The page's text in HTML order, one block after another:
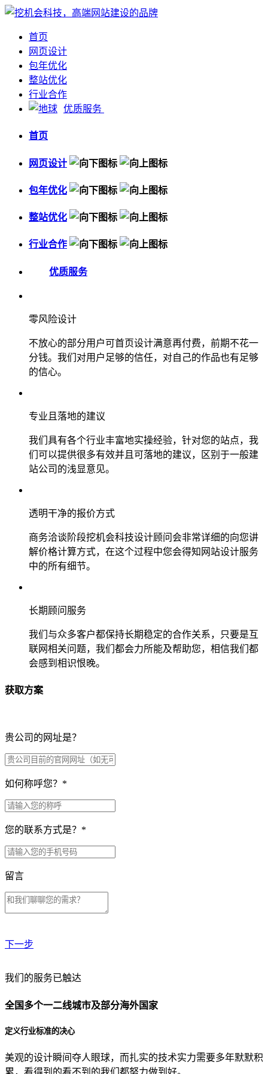
首页
网页设计
包年优化
整站优化
行业合作
优质服务
首页
网页设计
包年优化
整站优化
行业合作
优质服务
零风险设计
不放心的部分用户可首页设计满意再付费，前期不花一
分钱。我们对用户足够的信任，对自己的作品也有足够
的信心。
专业且落地的建议
我们具有各个行业丰富地实操经验，针对您的站点，我
们可以提供很多有效并且可落地的建议，区别于一般建
站公司的浅显意见。
透明干净的报价方式
商务洽谈阶段挖机会科技设计顾问会非常详细的向您讲
解价格计算方式，在这个过程中您会得知网站设计服务
中的所有细节。
长期顾问服务
我们与众多客户都保持长期稳定的合作关系，只要是互
联网相关问题，我们都会力所能及帮助您，相信我们都
会感到相识恨晚。
获取方案
贵公司的网址是？
如何称呼您？ *
您的联系方式是？ *
留言
下一步
贵公司预算范围是？
贵公司的团队规模是？
目前主要的营销渠道是？
我们的服务已触达
全国多个一二线城市及部分海外国家
定义行业标准的决心
美观的设计瞬间夺人眼球，而扎实的技术实力需要多年默默积
累，看得到的看不到的我们都努力做到好。